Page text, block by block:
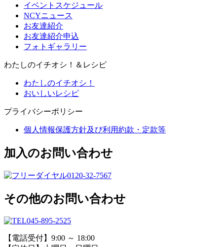
イベントスケジュール
NCYニュース
お友達紹介
お友達紹介申込
フォトギャラリー
わたしのイチオシ！＆レシピ
わたしのイチオシ！
おいしいレシピ
プライバシーポリシー
個人情報保護方針及び利用約款・定款等
加入のお問い合わせ
0120-32-7567
その他のお問い合わせ
045-895-2525
【電話受付】9:00 ～ 18:00